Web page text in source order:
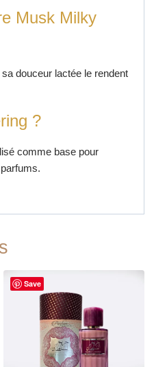
Musk Milky
douceur lactée le rendent
?
comme base pour
Save